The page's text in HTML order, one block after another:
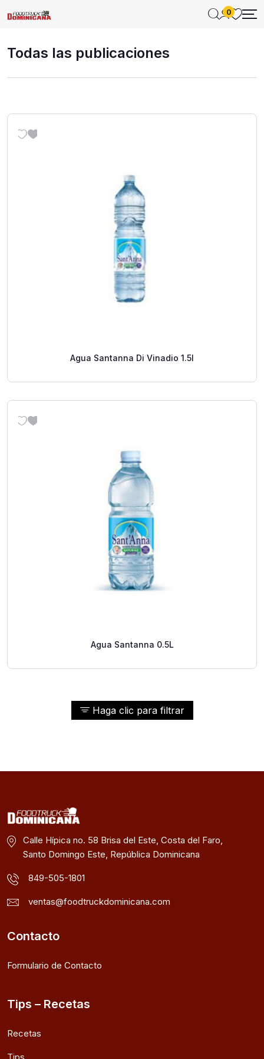
0
Todas las publicaciones
Haga clic para filtrar
Agua Santanna Di Vinadio 1.5l
Agua Santanna 0.5L
Calle Hípica no. 58 Brisa del Este, Costa del Faro,
Santo Domingo Este, República Dominicana
849-505-1801
ventas@foodtruckdominicana.com
Contacto
Formulario de Contacto
Tips – Recetas
Recetas
Tips